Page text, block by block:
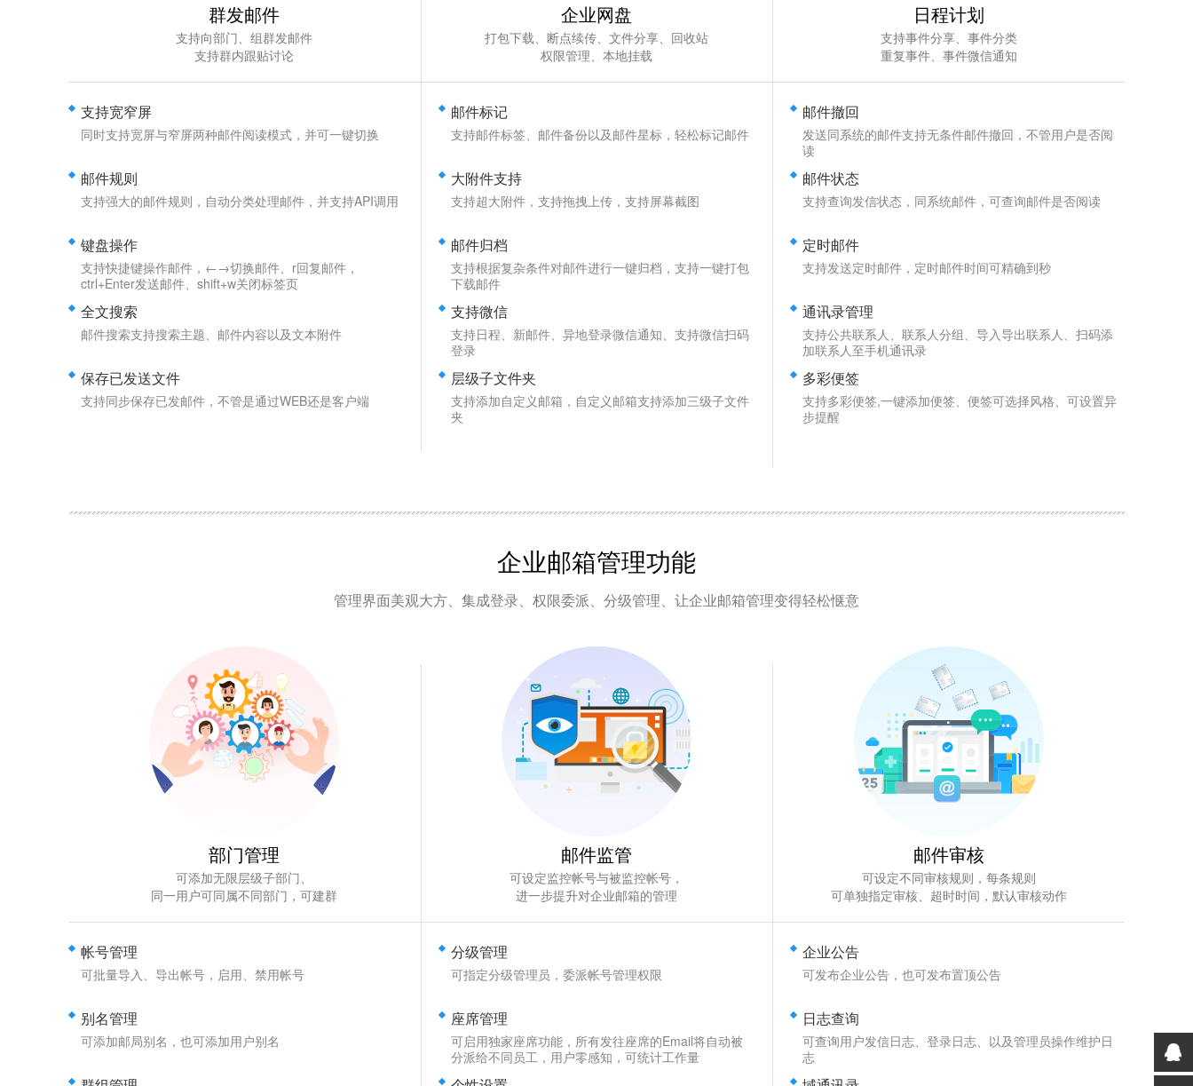
群发邮件
支持向部门、组群发邮件
支持群内跟贴讨论
支持宽窄屏
同时支持宽屏与窄屏两种邮件阅读模式，并可一键切换
邮件规则
支持强大的邮件规则，自动分类处理邮件，并支持API调用
键盘操作
支持快捷键操作邮件，←→切换邮件、r回复邮件，
ctrl+Enter发送邮件、shift+w关闭标签页
全文搜索
邮件搜索支持搜索主题、邮件内容以及文本附件
保存已发送文件
支持同步保存已发邮件，不管是通过WEB还是客户端
企业网盘
打包下载、断点续传、文件分享、回收站
权限管理、本地挂载
邮件标记
支持邮件标签、邮件备份以及邮件星标，轻松标记邮件
大附件支持
支持超大附件，支持拖拽上传，支持屏幕截图
邮件归档
支持根据复杂条件对邮件进行一键归档，支持一键打包
下载邮件
支持微信
支持日程、新邮件、异地登录微信通知、支持微信扫码
登录
层级子文件夹
支持添加自定义邮箱，自定义邮箱支持添加三级子文件
夹
日程计划
支持事件分享、事件分类
重复事件、事件微信通知
邮件撤回
发送同系统的邮件支持无条件邮件撤回，不管用户是否阅
读
邮件状态
支持查询发信状态，同系统邮件，可查询邮件是否阅读
定时邮件
支持发送定时邮件，定时邮件时间可精确到秒
通讯录管理
支持公共联系人、联系人分组、导入导出联系人、扫码添
加联系人至手机通讯录
多彩便签
支持多彩便签,一键添加便签、便签可选择风格、可设置异
步提醒
企业邮箱管理功能
管理界面美观大方、集成登录、权限委派、分级管理、让企业邮箱管理变得轻松惬意
部门管理
可添加无限层级子部门、
同一用户可同属不同部门，可建群
帐号管理
可批量导入、导出帐号，启用、禁用帐号
别名管理
可添加邮局别名，也可添加用户别名
邮件监管
可设定监控帐号与被监控帐号，
进一步提升对企业邮箱的管理
分级管理
可指定分级管理员，委派帐号管理权限
座席管理
可启用独家座席功能，所有发往座席的Email将自动被
分派给不同员工，用户零感知，可统计工作量
邮件审核
可设定不同审核规则，每条规则
可单独指定审核、超时时间，默认审核动作
企业公告
可发布企业公告，也可发布置顶公告
日志查询
可查询用户发信日志、登录日志、以及管理员操作维护日
志